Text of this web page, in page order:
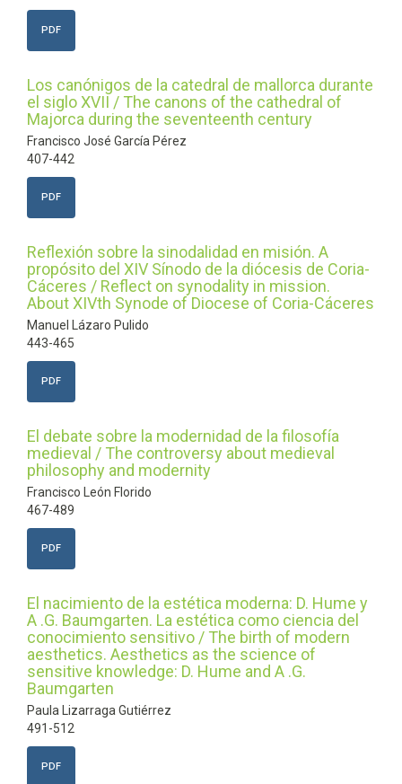
PDF
Los canónigos de la catedral de mallorca durante
el siglo XVII / The canons of the cathedral of
Majorca during the seventeenth century
Francisco José García Pérez
407-442
PDF
Reflexión sobre la sinodalidad en misión. A
propósito del XIV Sínodo de la diócesis de Coria-
Cáceres / Reflect on synodality in mission.
About XIVth Synode of Diocese of Coria-Cáceres
Manuel Lázaro Pulido
443-465
PDF
El debate sobre la modernidad de la filosofía
medieval / The controversy about medieval
philosophy and modernity
Francisco León Florido
467-489
PDF
El nacimiento de la estética moderna: D. Hume y
A .G. Baumgarten. La estética como ciencia del
conocimiento sensitivo / The birth of modern
aesthetics. Aesthetics as the science of
sensitive knowledge: D. Hume and A .G.
Baumgarten
Paula Lizarraga Gutiérrez
491-512
PDF